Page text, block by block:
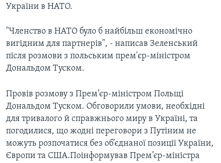
України в НАТО.
"Членство в НАТО було б найбільш економічно
вигідним для партнерів", - написав Зеленський
після розмови з польським прем'єр-міністром
Дональдом Туском.
Провів розмову з Прем’єр-міністром Польщі
Дональдом Туском. Обговорили умови, необхідні
для тривалого й справжнього миру в Україні, та
погодилися, що жодні переговори з Путіним не
можуть розпочатися без об’єднаної позиції України,
Європи та США.Поінформував Прем’єр-міністра